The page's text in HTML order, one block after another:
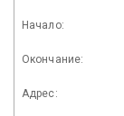
Начало:
Окончание:
Адрес: